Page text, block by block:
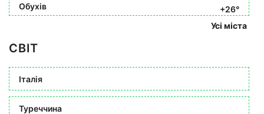
Обухів
+26°
Усі міста
СВІТ
Італія
Туреччина